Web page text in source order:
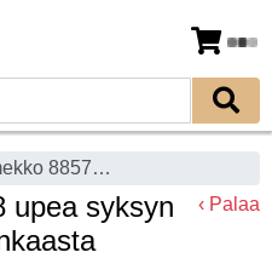
NOEN mekko 88578 upea syksyn kuosi mukavasta kankaasta
upea syksyn
‹ Palaa